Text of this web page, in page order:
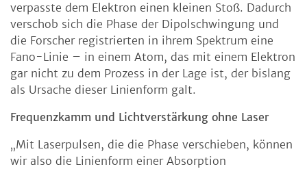
verpasste dem Elektron einen kleinen Stoß. Dadurch
verschob sich die Phase der Dipolschwingung und
die Forscher registrierten in ihrem Spektrum eine
Fano-Linie – in einem Atom, das mit einem Elektron
gar nicht zu dem Prozess in der Lage ist, der bislang
als Ursache dieser Linienform galt.
Frequenzkamm und Lichtverstärkung ohne Laser
„Mit Laserpulsen, die die Phase verschieben, können
wir also die Linienform einer Absorption